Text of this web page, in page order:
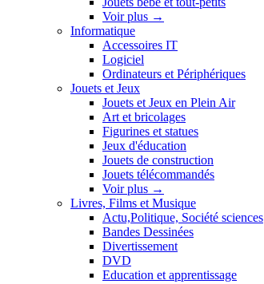
Voir plus →
Informatique
Accessoires IT
Logiciel
Ordinateurs et Périphériques
Jouets et Jeux
Jouets et Jeux en Plein Air
Art et bricolages
Figurines et statues
Jeux d'éducation
Jouets de construction
Jouets télécommandés
Voir plus →
Livres, Films et Musique
Actu,Politique, Société sciences
Bandes Dessinées
Divertissement
DVD
Education et apprentissage